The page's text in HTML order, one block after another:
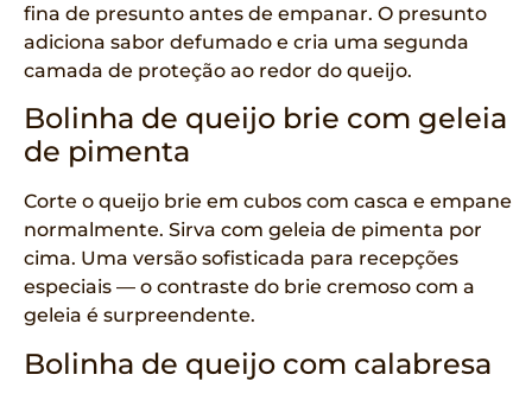
fina de presunto antes de empanar. O presunto
adiciona sabor defumado e cria uma segunda
camada de proteção ao redor do queijo.
Bolinha de queijo brie com geleia
de pimenta
Corte o queijo brie em cubos com casca e empane
normalmente. Sirva com geleia de pimenta por
cima. Uma versão sofisticada para recepções
especiais — o contraste do brie cremoso com a
geleia é surpreendente.
Bolinha de queijo com calabresa